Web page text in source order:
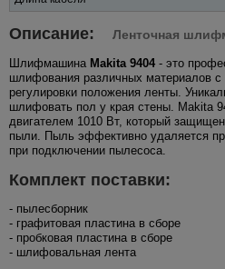
Описание: Ленточная
Шлифмашина Makita 9404 - это
шлифования различных материалов с
регулировки положения ленты.
шлифовать пол у края стены. Makita
двигателем 1010 Вт, который
пыли. Пыль эффективно удаляется
при подключении пылесоса.
Комплект поставки:
- пылесборник
- графитовая пластина в сборе
- пробковая пластина в сборе
- шлифовальная лента